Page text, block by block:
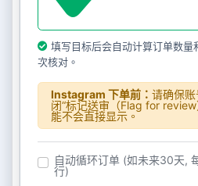
填写目标后会自动计算订单数量
次核对。
Instagram 下单前： 请确保
闭“标记送审（Flag for
能不会直接显示。
自动循环订单 (如未来30天,
行)